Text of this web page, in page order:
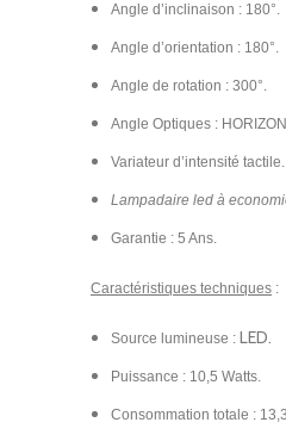
Angle d’inclinaison : 180°.
Angle d’orientation : 180°.
Angle de rotation : 300°.
Angle Optiques :
Variateur d’intensité tactile.
Lampadaire led à
Garantie : 5 Ans.
Caractéristiques techniques :
Source lumineuse : LED.
Puissance : 10,5 Watts.
Consommation totale :